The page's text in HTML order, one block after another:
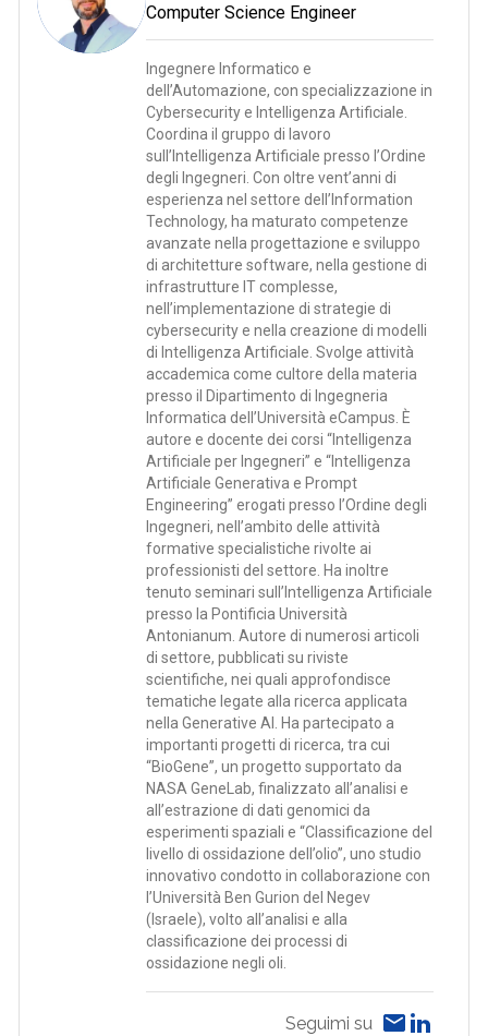
Computer Science Engineer
Ingegnere Informatico e
dell’Automazione, con specializzazione in
Cybersecurity e Intelligenza Artificiale.
Coordina il gruppo di lavoro
sull’Intelligenza Artificiale presso l’Ordine
degli Ingegneri. Con oltre vent’anni di
esperienza nel settore dell’Information
Technology, ha maturato competenze
avanzate nella progettazione e sviluppo
di architetture software, nella gestione di
infrastrutture IT complesse,
nell’implementazione di strategie di
cybersecurity e nella creazione di modelli
di Intelligenza Artificiale. Svolge attività
accademica come cultore della materia
presso il Dipartimento di Ingegneria
Informatica dell’Università eCampus. È
autore e docente dei corsi “Intelligenza
Artificiale per Ingegneri” e “Intelligenza
Artificiale Generativa e Prompt
Engineering” erogati presso l’Ordine degli
Ingegneri, nell’ambito delle attività
formative specialistiche rivolte ai
professionisti del settore. Ha inoltre
tenuto seminari sull’Intelligenza Artificiale
presso la Pontificia Università
Antonianum. Autore di numerosi articoli
di settore, pubblicati su riviste
scientifiche, nei quali approfondisce
tematiche legate alla ricerca applicata
nella Generative AI. Ha partecipato a
importanti progetti di ricerca, tra cui
“BioGene”, un progetto supportato da
NASA GeneLab, finalizzato all’analisi e
all’estrazione di dati genomici da
esperimenti spaziali e “Classificazione del
livello di ossidazione dell’olio”, uno studio
innovativo condotto in collaborazione con
l’Università Ben Gurion del Negev
(Israele), volto all’analisi e alla
classificazione dei processi di
ossidazione negli oli.
Seguimi su